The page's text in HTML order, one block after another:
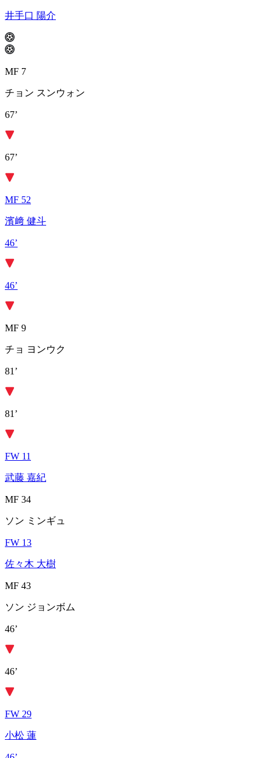
井手口 陽介
MF 7
チョン スンウォン
67’
67’
MF 52
濱﨑 健斗
46’
46’
MF 9
チョ ヨンウク
81’
81’
FW 11
武藤 嘉紀
MF 34
ソン ミンギュ
FW 13
佐々木 大樹
MF 43
ソン ジョンボム
46’
46’
FW 29
小松 蓮